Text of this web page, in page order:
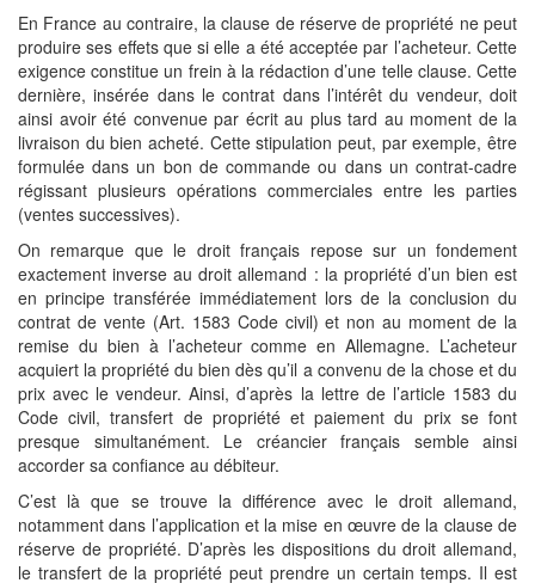
En France au contraire, la clause de réserve de propriété ne peut
produire ses effets que si elle a été acceptée par l’acheteur. Cette
exigence constitue un frein à la rédaction d’une telle clause. Cette
dernière, insérée dans le contrat dans l’intérêt du vendeur, doit
ainsi avoir été convenue par écrit au plus tard au moment de la
livraison du bien acheté. Cette stipulation peut, par exemple, être
formulée dans un bon de commande ou dans un contrat-cadre
régissant plusieurs opérations commerciales entre les parties
(ventes successives).
On remarque que le droit français repose sur un fondement
exactement inverse au droit allemand : la propriété d’un bien est
en principe transférée immédiatement lors de la conclusion du
contrat de vente (Art. 1583 Code civil) et non au moment de la
remise du bien à l’acheteur comme en Allemagne. L’acheteur
acquiert la propriété du bien dès qu’il a convenu de la chose et du
prix avec le vendeur. Ainsi, d’après la lettre de l’article 1583 du
Code civil, transfert de propriété et paiement du prix se font
presque simultanément. Le créancier français semble ainsi
accorder sa confiance au débiteur.
C’est là que se trouve la différence avec le droit allemand,
notamment dans l’application et la mise en œuvre de la clause de
réserve de propriété. D’après les dispositions du droit allemand,
le transfert de la propriété peut prendre un certain temps. Il est